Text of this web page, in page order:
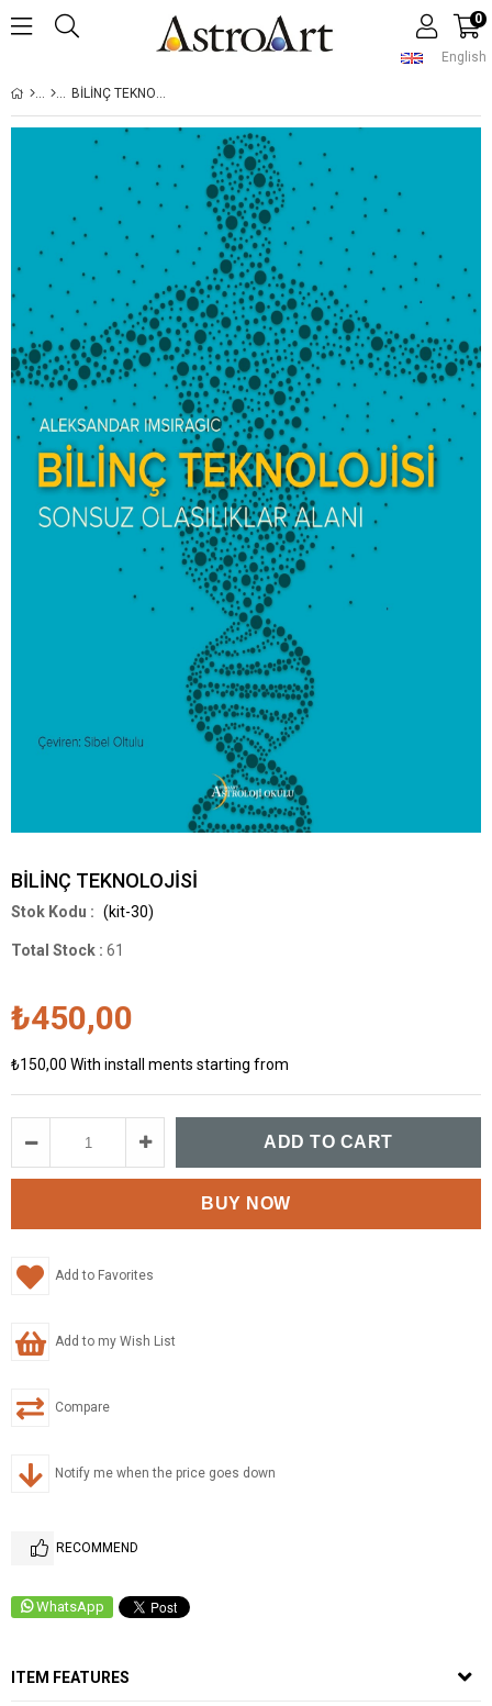
English
0
BİLİNÇ TEKNOLOJİSİ
BİLİNÇ TEKNOLOJİSİ
(kit-30)
Total Stock : 61
₺450,00
₺150,00 With install ments starting from
Add to Favorites
Add to my Wish List
Compare
Notify me when the price goes down
RECOMMEND
WhatsApp
ITEM FEATURES